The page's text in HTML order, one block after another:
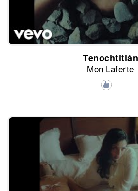
Tenochtitlán
Mon Laferte